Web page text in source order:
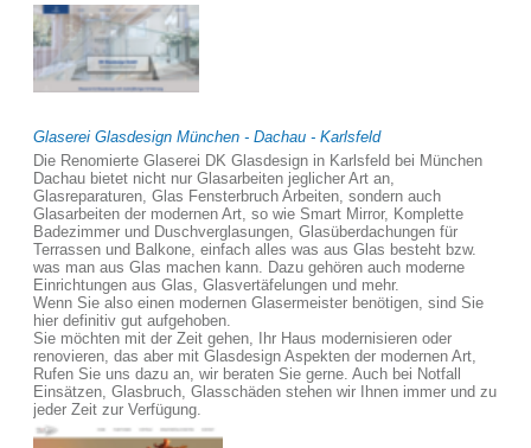
Glaserei Glasdesign München - Dachau - Karlsfeld
Die Renomierte Glaserei DK Glasdesign in Karlsfeld bei München
Dachau bietet nicht nur Glasarbeiten jeglicher Art an,
Glasreparaturen, Glas Fensterbruch Arbeiten, sondern auch
Glasarbeiten der modernen Art, so wie Smart Mirror, Komplette
Badezimmer und Duschverglasungen, Glasüberdachungen für
Terrassen und Balkone, einfach alles was aus Glas besteht bzw.
was man aus Glas machen kann. Dazu gehören auch moderne
Einrichtungen aus Glas, Glasvertäfelungen und mehr.
Wenn Sie also einen modernen Glasermeister benötigen, sind Sie
hier definitiv gut aufgehoben.
Sie möchten mit der Zeit gehen, Ihr Haus modernisieren oder
renovieren, das aber mit Glasdesign Aspekten der modernen Art,
Rufen Sie uns dazu an, wir beraten Sie gerne. Auch bei Notfall
Einsätzen, Glasbruch, Glasschäden stehen wir Ihnen immer und zu
jeder Zeit zur Verfügung.